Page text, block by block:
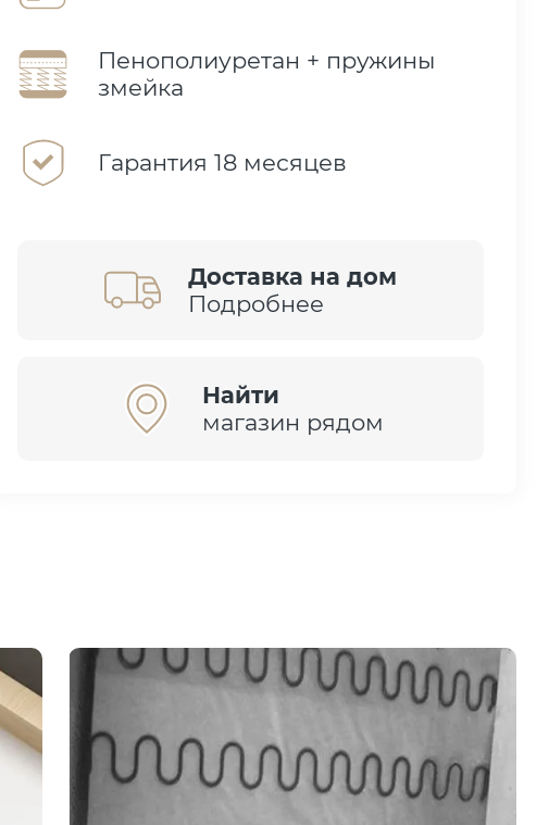
Пенополиуретан + пружины
змейка
Гарантия 18 месяцев
Доставка на дом
Подробнее
Найти
магазин рядом